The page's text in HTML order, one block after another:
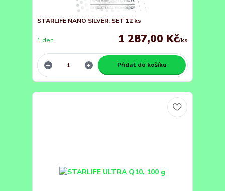
STARLIFE NANO SILVER, SET 12 ks
1 287,00 Kč/ks
1 den
Přidat do košíku